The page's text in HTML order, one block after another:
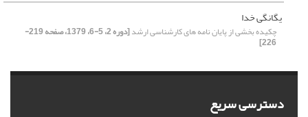
یگانگی خدا
چکیده بخشی از پایان نامه های کارشناسی ارشد [دوره 2، 5-6، 1379، صفحه 219-
226]
دسترسی سریع